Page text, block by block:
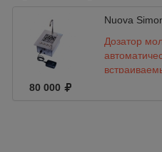
Nuova
Дозатор
80 000